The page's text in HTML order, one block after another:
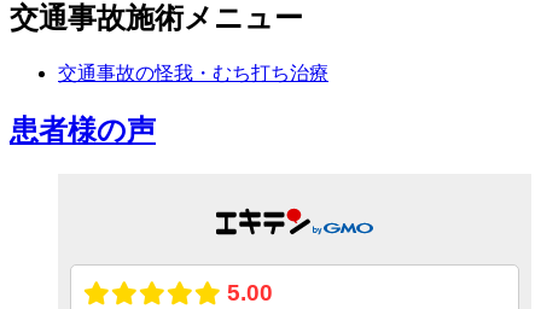
交通事故施術メニュー
交通事故の怪我・むち打ち治療
患者様の声